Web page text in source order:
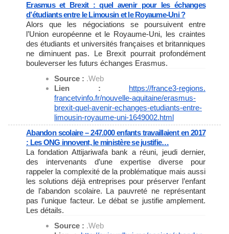
Erasmus et Brexit : quel avenir pour les échanges
d’étudiants entre le Limousin et le Royaume-Uni ?
Alors que les négociations se poursuivent entre
l’Union européenne et le Royaume-Uni, les craintes
des étudiants et universités françaises et britanniques
ne diminuent pas. Le Brexit pourrait profondément
bouleverser les futurs échanges Erasmus.
Source : .Web
Lien : https://france3-regions.
francetvinfo.fr/nouvelle-aquitaine/erasmus-
brexit-quel-avenir-echanges-etudiants-entre-
limousin-royaume-uni-1649002.html
Abandon scolaire – 247.000 enfants travaillaient en 2017
: Les ONG innovent, le ministère se justifie…
La fondation Attijariwafa bank a réuni, jeudi dernier,
des intervenants d’une expertise diverse pour
rappeler la complexité de la problématique mais aussi
les solutions déjà entreprises pour préserver l’enfant
de l’abandon scolaire. La pauvreté ne représentant
pas l’unique facteur. Le débat se justifie amplement.
Les détails.
Source : .Web